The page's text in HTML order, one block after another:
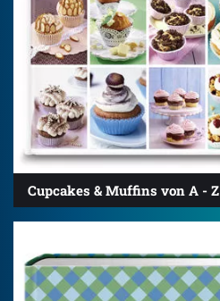
Cupcakes & Muffins von A - Z